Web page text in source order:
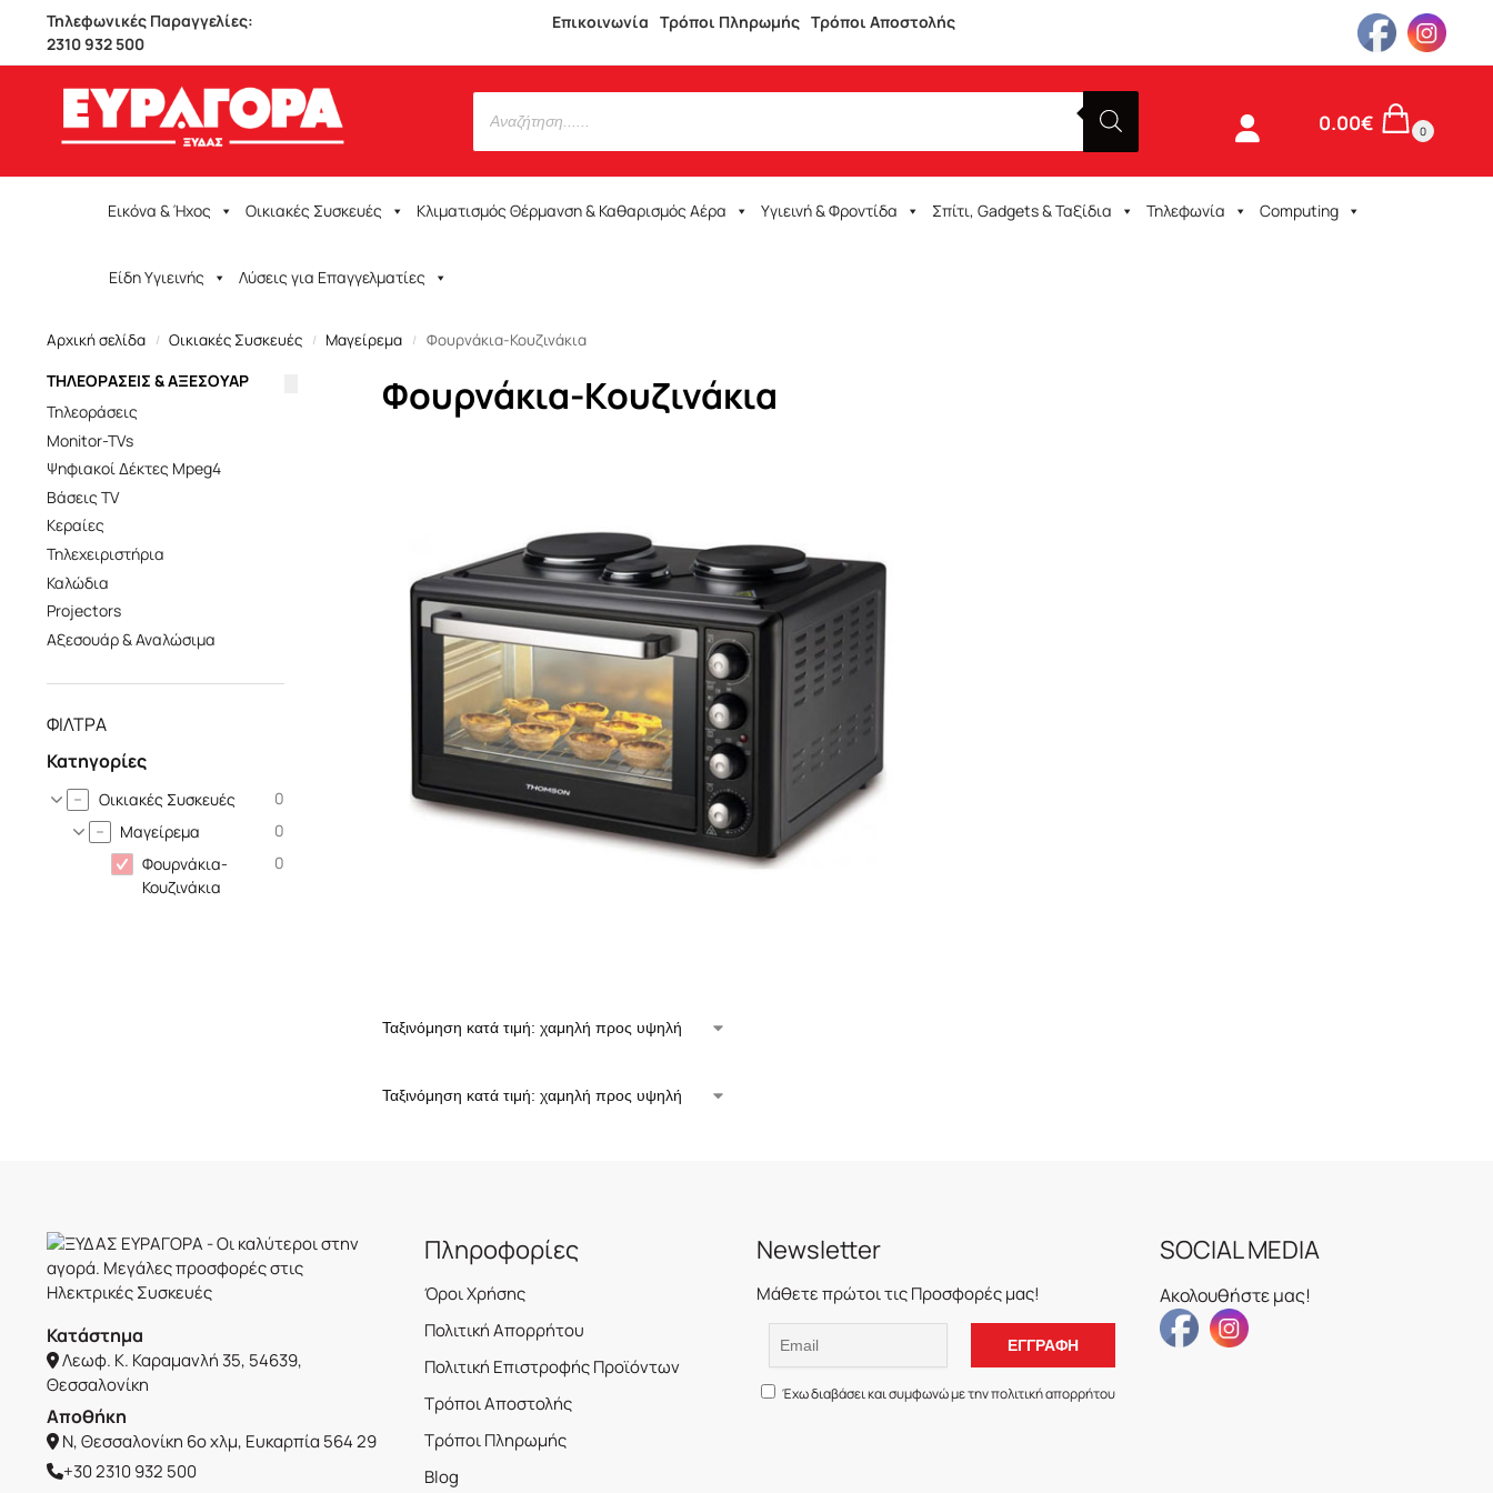
Τηλεφωνικές Παραγγελίες:
2310 932 500
Επικοινωνία Τρόποι Πληρωμής Τρόποι Αποστολής
0.00€ 0
Εικόνα & Ήχος Οικιακές Συσκευές Κλιματισμός Θέρμανση & Καθαρισμός Αέρα Υγιεινή & Φροντίδα Σπίτι, Gadgets & Ταξίδια Τηλεφωνία Computing
Είδη Υγιεινής Λύσεις για Επαγγελματίες
Αρχική σελίδα / Οικιακές Συσκευές / Μαγείρεμα / Φουρνάκια-Κουζινάκια
Φουρνάκια-Κουζινάκια
ΤΗΛΕΟΡΑΣΕΙΣ & ΑΞΕΣΟΥΑΡ
Τηλεοράσεις
Monitor-TVs
Ψηφιακοί Δέκτες Mpeg4
Βάσεις TV
Κεραίες
Τηλεχειριστήρια
Καλώδια
Projectors
Αξεσουάρ & Αναλώσιμα
ΦΙΛΤΡΑ
Κατηγορίες
Οικιακές Συσκευές
0
Μαγείρεμα
0
Φουρνάκια-
Κουζινάκια
0
Κατάστημα
Λεωφ. Κ. Καραμανλή 35, 54639,
Θεσσαλονίκη
Αποθήκη
Ν, Θεσσαλονίκη 6ο χλμ, Ευκαρπία 564 29
+30 2310 932 500
Πληροφορίες
Όροι Χρήσης
Πολιτική Απορρήτου
Πολιτική Επιστροφής Προϊόντων
Τρόποι Αποστολής
Τρόποι Πληρωμής
Blog
Newsletter
Μάθετε πρώτοι τις Προσφορές μας!
Έχω διαβάσει και συμφωνώ με την πολιτική απορρήτου
SOCIAL MEDIA
Ακολουθήστε μας!